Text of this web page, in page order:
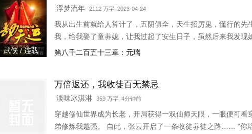
武侠 / 连载
浮梦流年 2112 万字 2023-04-24
我从出生前就给人算计了，五阴俱全，天生招厉鬼，懂行的
我，给我娶了童养媳，让我过起了安生日子，虽然后来我发现
第八千二百五十三章：元璃
万倍返还，我收徒百无禁忌
淡味冰淇淋 359 万字 4分钟前
穿越修仙世界成为长老，开局获得一双仙师天眼，一眼便可
弟修炼我越强。 自此，张云开启了一条收徒养徒之路…… “你